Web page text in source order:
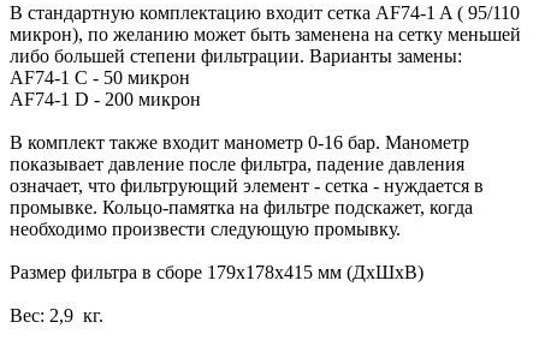
В стандартную комплектацию входит сетка AF74-1 A ( 95/110
микрон), по желанию может быть заменена на сетку меньшей
либо большей степени фильтрации. Варианты замены:
AF74-1 С - 50 микрон
AF74-1 D - 200 микрон
В комплект также входит манометр 0-16 бар. Манометр
показывает давление после фильтра, падение давления
означает, что фильтрующий элемент - сетка - нуждается в
промывке. Кольцо-памятка на фильтре подскажет, когда
необходимо произвести следующую промывку.
Размер фильтра в сборе 179х178х415 мм (ДхШхВ)
Вес: 2,9 кг.